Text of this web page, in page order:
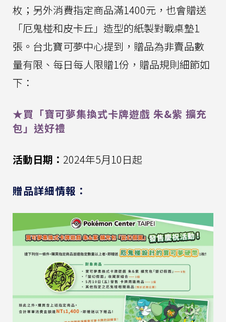
枚；另外消費指定商品滿1400元，也會贈送
「厄鬼椪和皮卡丘」造型的紙製對戰桌墊1
張。台北寶可夢中心提到，贈品為非賣品數
量有限、每日每人限贈1份，贈品規則細節如
下：
★買「寶可夢集換式卡牌遊戲 朱&紫 擴充
包」送好禮
活動日期： 2024年5月10日起
贈品詳細情報：